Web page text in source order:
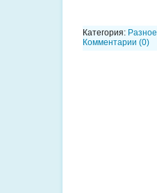
Категория: Разное
Комментарии (0)